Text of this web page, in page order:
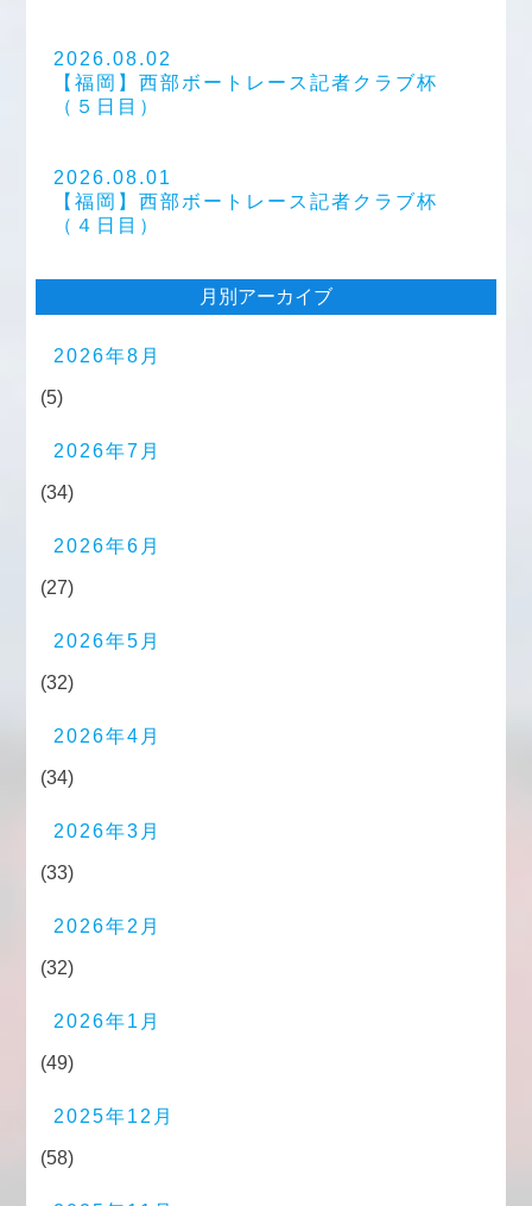
2026.08.02
【福岡】西部ボートレース記者クラブ杯
（５日目）
2026.08.01
【福岡】西部ボートレース記者クラブ杯
（４日目）
月別アーカイブ
2026年8月
(5)
2026年7月
(34)
2026年6月
(27)
2026年5月
(32)
2026年4月
(34)
2026年3月
(33)
2026年2月
(32)
2026年1月
(49)
2025年12月
(58)